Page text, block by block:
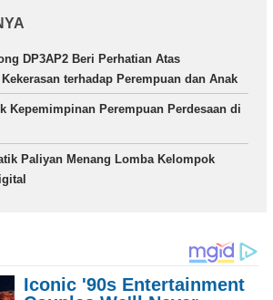
DP3AP2 Beri Perhatian Atas
terhadap Perempuan dan Anak
Kepemimpinan Perempuan Perdesaan di
Paliyan Menang Lomba Kelompok